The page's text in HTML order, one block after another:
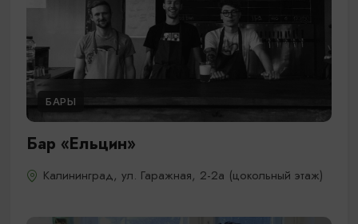
БАРЫ
Бар «Ельцин»
Калининград, ул. Гаражная, 2-2а​ (цокольный этаж)